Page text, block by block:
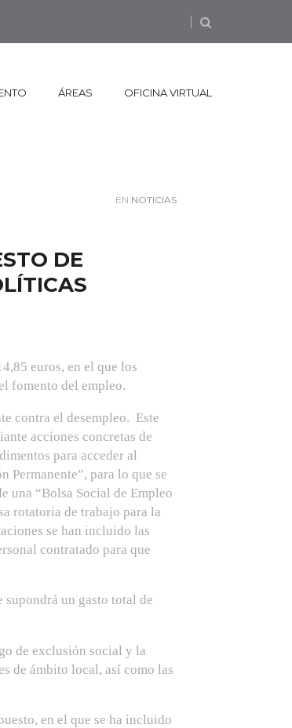
ÁREAS OFICINA VIRTUAL
EN NOTICIAS
DE
euros, en el que los
fomento del empleo.
contra el desempleo. Este
acciones concretas de
para acceder al
Permanente”, para lo que se
una “Bolsa Social de Empleo
rotatoria de trabajo para la
se han incluido las
contratado para que
un gasto total de
de exclusión social y la
de ámbito local, así como las
en el que se ha incluido